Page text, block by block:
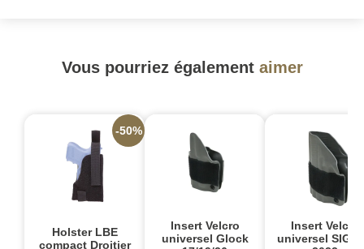
Vous pourriez également aimer
Holster LBE
compact Droitier
-50%
Insert Velcro
universel Glock
Insert Velcro
universel SIG